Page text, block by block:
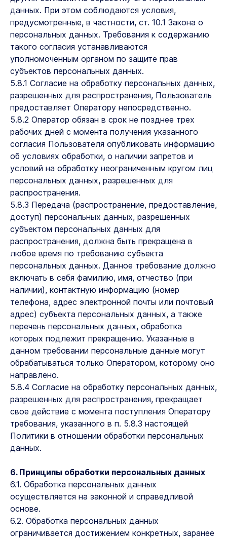
данных. При этом соблюдаются условия,
предусмотренные, в частности, ст. 10.1 Закона о
персональных данных. Требования к содержанию
такого согласия устанавливаются
уполномоченным органом по защите прав
субъектов персональных данных.
5.8.1 Согласие на обработку персональных данных,
разрешенных для распространения, Пользователь
предоставляет Оператору непосредственно.
5.8.2 Оператор обязан в срок не позднее трех
рабочих дней с момента получения указанного
согласия Пользователя опубликовать информацию
об условиях обработки, о наличии запретов и
условий на обработку неограниченным кругом лиц
персональных данных, разрешенных для
распространения.
5.8.3 Передача (распространение, предоставление,
доступ) персональных данных, разрешенных
субъектом персональных данных для
распространения, должна быть прекращена в
любое время по требованию субъекта
персональных данных. Данное требование должно
включать в себя фамилию, имя, отчество (при
наличии), контактную информацию (номер
телефона, адрес электронной почты или почтовый
адрес) субъекта персональных данных, а также
перечень персональных данных, обработка
которых подлежит прекращению. Указанные в
данном требовании персональные данные могут
обрабатываться только Оператором, которому оно
направлено.
5.8.4 Согласие на обработку персональных данных,
разрешенных для распространения, прекращает
свое действие с момента поступления Оператору
требования, указанного в п. 5.8.3 настоящей
Политики в отношении обработки персональных
данных.
6. Принципы обработки персональных данных
6.1. Обработка персональных данных
осуществляется на законной и справедливой
основе.
6.2. Обработка персональных данных
ограничивается достижением конкретных, заранее